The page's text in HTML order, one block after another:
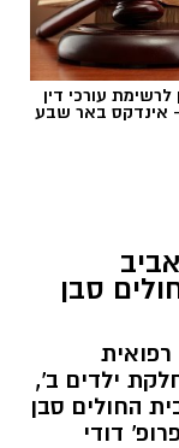
עורכי דין
אינדקס באר שבע
סבן
ילדים ב',
החולים סבן
דודי